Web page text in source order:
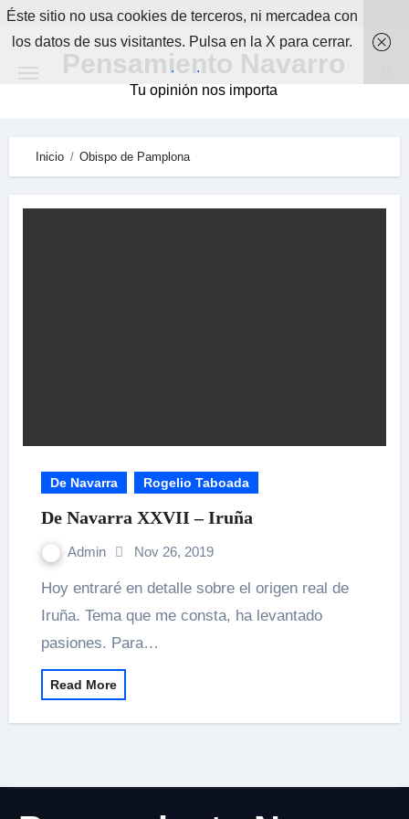
Skip
Pensamiento Navarro
Tu opinión nos importa
Inicio Obispo de Pamplona
De Navarra Rogelio Taboada
De Navarra XXVII – Iruña
Admin Nov 26, 2019
Hoy entraré en detalle sobre el origen real de
Iruña. Tema que me consta, ha levantado
pasiones. Para…
Read More
Éste sitio no usa cookies de terceros, ni mercadea con
los datos de sus visitantes. Pulsa en la X para cerrar.
.
.